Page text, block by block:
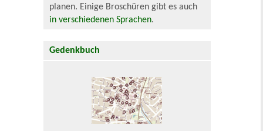
planen. Einige Broschüren gibt es auch
in verschiedenen Sprachen.
Gedenkbuch